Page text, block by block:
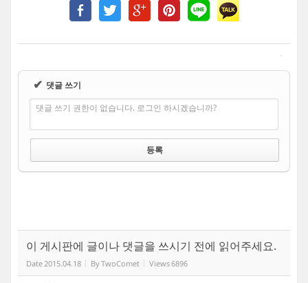
✔ 댓글 쓰기
댓글 쓰기 권한이 없습니다. 로그인 하시겠습니까?
이 게시판에 글이나 댓글을 쓰시기 전에 읽어주세요.
Date2015.04.18 ByTwoComet Views6896